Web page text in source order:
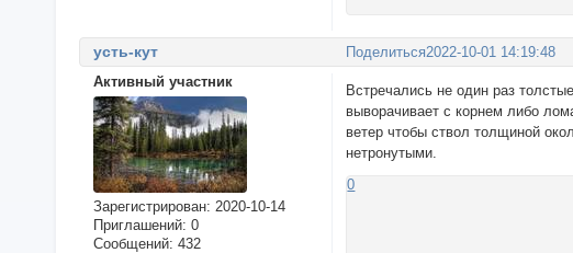
Поделиться2022-10-01 14:19:48
усть-кут
Активный участник
Зарегистрирован: 2020-10-14
Приглашений: 0
Сообщений: 432
Встречались не один раз
выворачивает с корнем либо
ветер чтобы ствол толщиной
нетронутыми.
0